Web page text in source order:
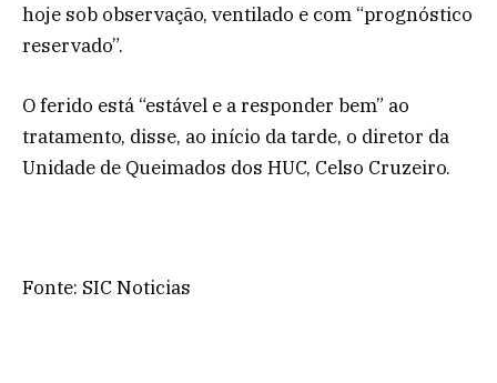
hoje sob observação, ventilado e com “prognóstico
reservado”.
O ferido está “estável e a responder bem” ao
tratamento, disse, ao início da tarde, o diretor da
Unidade de Queimados dos HUC, Celso Cruzeiro.
Fonte: SIC Noticias